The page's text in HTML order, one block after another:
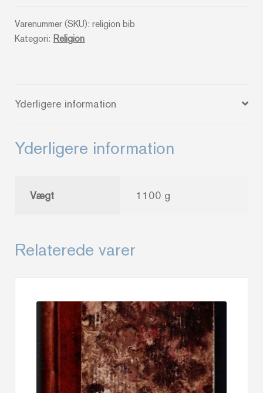
Potter
antal
Varenummer (SKU):religion bib
Kategori: Religion
Yderligere information
Yderligere information
Vægt 1100 g
Relaterede varer